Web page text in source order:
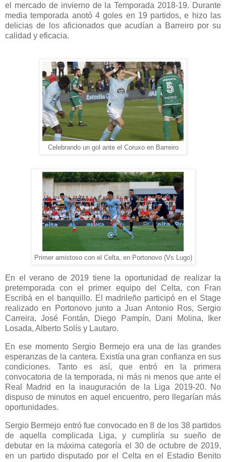
el mercado de invierno de la Temporada 2018-19. Durante
media temporada anotó 4 goles en 19 partidos, e hizo las
delicias de los aficionados que acudían a Barreiro por su
calidad y eficacia.
Celebrando un gol ante el Coruxo en Barreiro
Primer amistoso con el Celta, en Portonovo (Vs Lugo)
En el verano de 2019 tiene la oportunidad de realizar la
pretemporada con el primer equipo del Celta, con Fran
Escribá en el banquillo. El madrileño participó en el Stage
realizado en Portonovo junto a Juan Antonio Ros, Sergio
Carreira, José Fontán, Diego Pampín, Dani Molina, Iker
Losada, Alberto Solís y Lautaro.
En ese momento Sergio Bermejo era una de las grandes
esperanzas de la cantera. Existía una gran confianza en sus
condiciones. Tanto es así, que entró en la primera
convocatoria de la temporada, ni más ni menos que ante el
Real Madrid en la inauguración de la Liga 2019-20. No
dispuso de minutos en aquel encuentro, pero llegarían más
oportunidades.
Sergio Bermejo entró fue convocado en 8 de los 38 partidos
de aquella complicada Liga, y cumpliría su sueño de
debutar en la máxima categoría el 30 de octubre de 2019,
en un partido disputado por el Celta en el Estadio Benito